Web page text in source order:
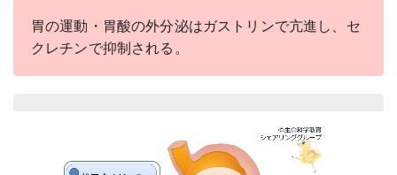
胃の運動・胃酸の外分泌はガストリンで亢進し、セ
クレチンで抑制される。